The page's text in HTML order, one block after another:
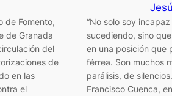
de Fomento,
de Granada
del
de
en las
el
“No solo soy
sucediendo, sino
en una posición que
férrea. Son muchos
parálisis, de
Francisco Cuenca,